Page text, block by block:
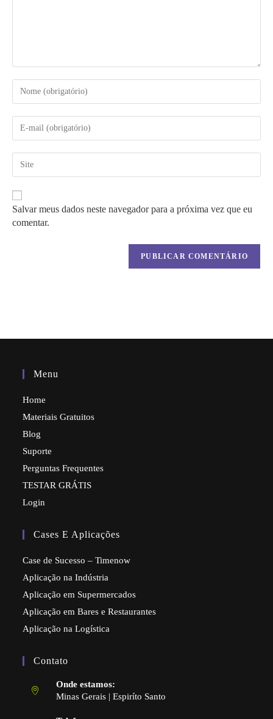
seu
ou
nome
de
usuário
para
comentar
seu
de
mail
para
comentar
do
seu
site
(opcional)
Salvar meus dados neste navegador para a próxima vez que eu
comentar.
Menu
Home
Materiais Gratuitos
Blog
Suporte
Perguntas Frequentes
TESTAR GRÁTIS
Login
Cases E Aplicações
Case de Sucesso – Timenow
Aplicação na Indústria
Aplicação em Supermercados
Aplicação em Bares e Restaurantes
Aplicação na Logística
Contato
Onde estamos:
Minas Gerais | Espiríto Santo